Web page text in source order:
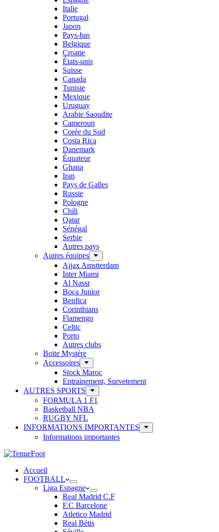
Italie
Portugal
Japon
Pays-bas
Belgique
Croatie
États-unis
Suisse
Canada
Tunisie
Mexique
Uruguay
Arabie Saoudite
Cameroun
Corée du Sud
Costa Rica
Danemark
Équateur
Ghana
Iran
Pays de Galles
Russie
Pologne
Chili
Qatar
Sénégal
Serbie
Autres pays
Autres équipes
Ajjax Amstterdam
Inter Miami
Al Nassr
Boca Junior
Benfica
Corinthians
Flamengo
Celtic
Porto
Autres clubs
Boite Mystère
Accessoires
Stock Maroc
Entrainement, Survetement
AUTRES SPORTS
FORMULA 1 F1
Basketball NBA
RUGBY NFL
INFORMATIONS IMPORTANTES
Informations importantes
Accueil
FOOTBALL
Liga Espagne
Real Madrid C.F
F.C Barcelone
Atletico Madrid
Real Bétis